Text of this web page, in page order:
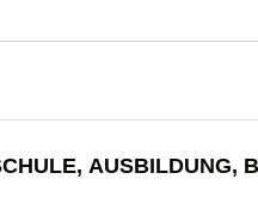
AUSBILDUNG,